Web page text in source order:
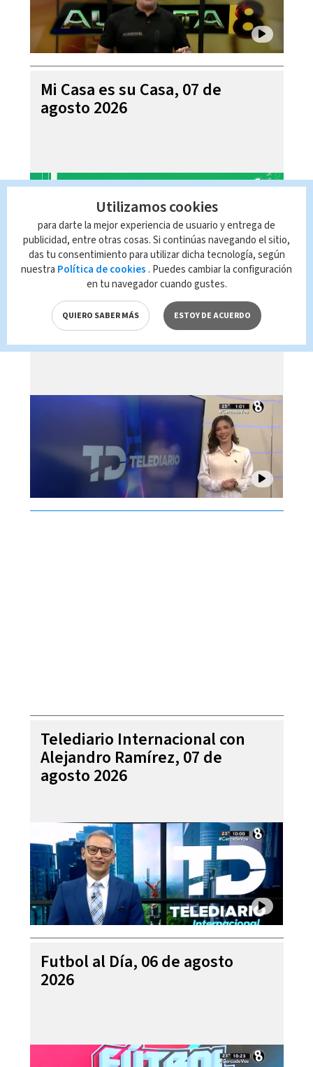
Mi Casa es su Casa, 07 de
agosto 2026
Telediario En Directo con Paula
Brenes, 07 de agosto 2026
Telediario Internacional con
Alejandro Ramírez, 07 de
agosto 2026
Futbol al Día, 06 de agosto
2026
Utilizamos cookies
para darte la mejor experiencia de usuario y entrega de
publicidad, entre otras cosas. Si continúas navegando el sitio,
das tu consentimiento para utilizar dicha tecnología, según
nuestra Política de cookies . Puedes cambiar la configuración
en tu navegador cuando gustes.
QUIERO SABER MÁS ESTOY DE ACUERDO